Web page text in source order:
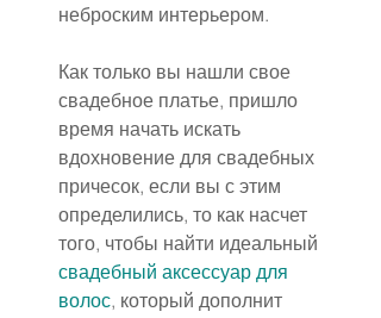
неброским интерьером.
Как только вы нашли свое
свадебное платье, пришло
время начать искать
вдохновение для свадебных
причесок, если вы с этим
определились, то как насчет
того, чтобы найти идеальный
свадебный аксессуар для
волос, который дополнит